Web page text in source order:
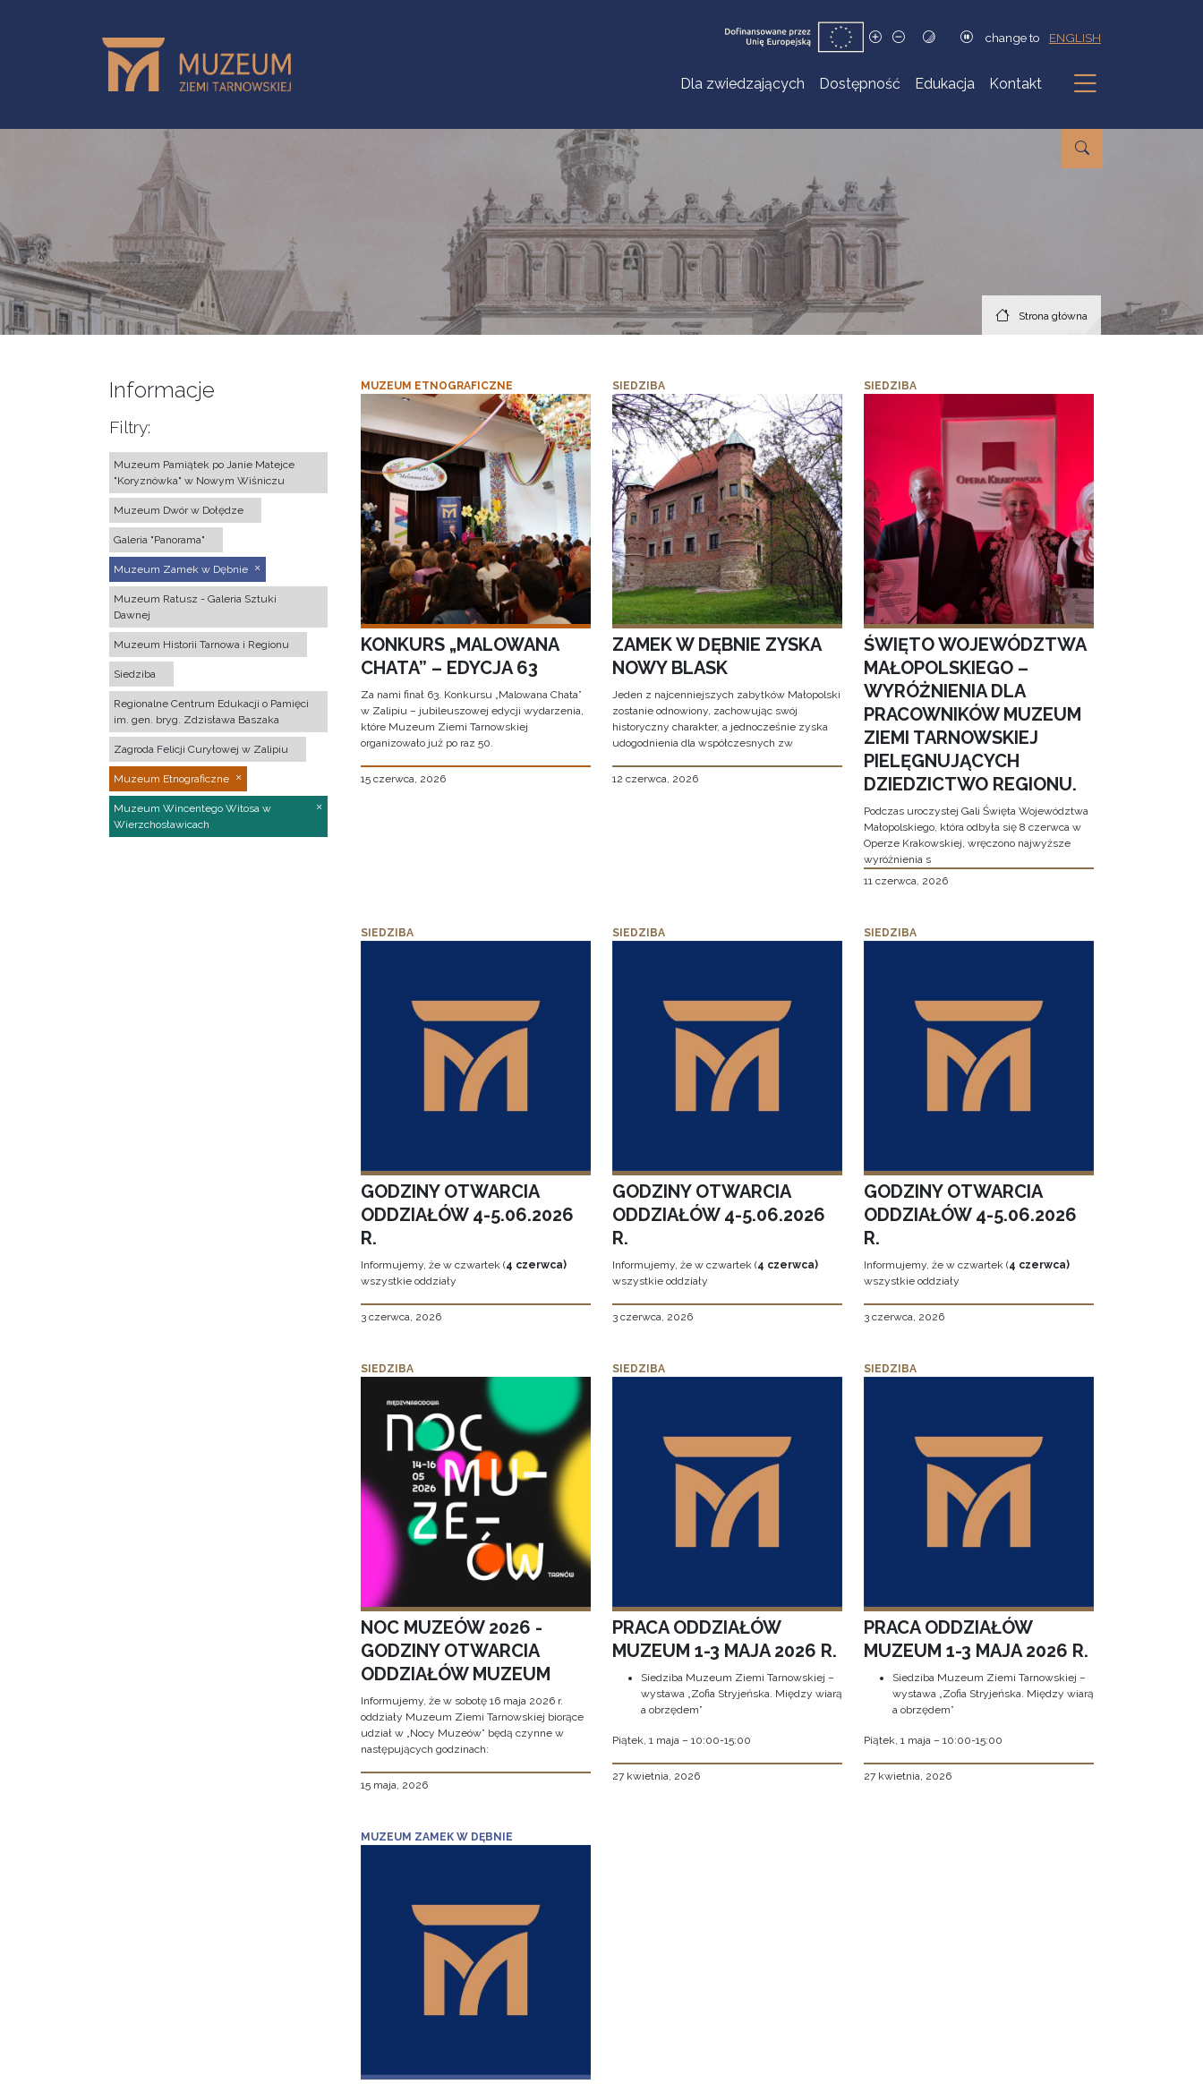
change to ENGLISH
Dla zwiedzających Dostępność Edukacja Kontakt
Podmenu
Strona główna
Informacje
Filtry:
Muzeum Pamiątek po Janie Matejce
"Koryznówka" w Nowym Wiśniczu
Muzeum Dwór w Dołędze
Galeria "Panorama"
Muzeum Zamek w Dębnie
Muzeum Ratusz - Galeria Sztuki
Dawnej
Muzeum Historii Tarnowa i Regionu
Siedziba
Regionalne Centrum Edukacji o Pamięci
im. gen. bryg. Zdzisława Baszaka
Zagroda Felicji Curyłowej w Zalipiu
Muzeum Etnograficzne
Muzeum Wincentego Witosa w
Wierzchosławicach
MUZEUM ETNOGRAFICZNE
KONKURS „MALOWANA
CHATA” – EDYCJA 63
Za nami finał 63. Konkursu „Malowana Chata”
w Zalipiu – jubileuszowej edycji wydarzenia,
które Muzeum Ziemi Tarnowskiej
organizowało już po raz 50.
15 czerwca, 2026
SIEDZIBA
ZAMEK W DĘBNIE ZYSKA
NOWY BLASK
Jeden z najcenniejszych zabytków Małopolski
zostanie odnowiony, zachowując swój
historyczny charakter, a jednocześnie zyska
udogodnienia dla współczesnych zw
12 czerwca, 2026
SIEDZIBA
ŚWIĘTO WOJEWÓDZTWA
MAŁOPOLSKIEGO –
WYRÓŻNIENIA DLA
PRACOWNIKÓW MUZEUM
ZIEMI TARNOWSKIEJ
PIELĘGNUJĄCYCH
DZIEDZICTWO REGIONU.
Podczas uroczystej Gali Święta Województwa
Małopolskiego, która odbyła się 8 czerwca w
Operze Krakowskiej, wręczono najwyższe
wyróżnienia s
11 czerwca, 2026
SIEDZIBA
GODZINY OTWARCIA
ODDZIAŁÓW 4-5.06.2026
R.
Informujemy, że w czwartek (4 czerwca)
wszystkie oddziały
3 czerwca, 2026
SIEDZIBA
GODZINY OTWARCIA
ODDZIAŁÓW 4-5.06.2026
R.
Informujemy, że w czwartek (4 czerwca)
wszystkie oddziały
3 czerwca, 2026
SIEDZIBA
GODZINY OTWARCIA
ODDZIAŁÓW 4-5.06.2026
R.
Informujemy, że w czwartek (4 czerwca)
wszystkie oddziały
3 czerwca, 2026
SIEDZIBA
NOC MUZEÓW 2026 -
GODZINY OTWARCIA
ODDZIAŁÓW MUZEUM
Informujemy, że w sobotę 16 maja 2026 r.
oddziały Muzeum Ziemi Tarnowskiej biorące
udział w „Nocy Muzeów” będą czynne w
następujących godzinach:
15 maja, 2026
SIEDZIBA
PRACA ODDZIAŁÓW
MUZEUM 1-3 MAJA 2026 R.
Siedziba Muzeum Ziemi Tarnowskiej –
wystawa „Zofia Stryjeńska. Między wiarą
a obrzędem”
Piątek, 1 maja – 10:00-15:00
27 kwietnia, 2026
SIEDZIBA
PRACA ODDZIAŁÓW
MUZEUM 1-3 MAJA 2026 R.
Siedziba Muzeum Ziemi Tarnowskiej –
wystawa „Zofia Stryjeńska. Między wiarą
a obrzędem”
Piątek, 1 maja – 10:00-15:00
27 kwietnia, 2026
MUZEUM ZAMEK W DĘBNIE